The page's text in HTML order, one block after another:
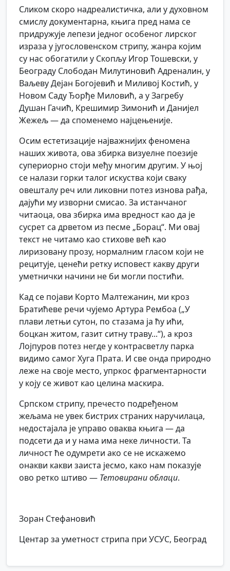
Сликом скоро надреалистичка, али у духовном
смислу документарна, књига пред нама се
придружује лепези једног особеног лирског
израза у југословенском стрипу, жанра којим
су нас обогатили у Скопљу Игор Тошевски, у
Београду Слободан Милутиновић Адреналин, у
Ваљеву Дејан Богојевић и Миливој Костић, у
Новом Саду Ђорђе Миловић, а у Загребу
Душан Гачић, Крешимир Зимонић и Данијел
Жежељ — да споменемо најцењеније.
Осим естетизације најважнијих феномена
наших живота, ова збирка визуелне поезије
супериорно стоји међу многим другим. У њој
се налази горки талог искуства који сваку
овешталу реч или ликовни потез изнова рађа,
дајући му изворни смисао. За истанчаног
читаоца, ова збирка има вредност као да је
сусрет са дрветом из песме „Борац“. Ми овај
текст не читамо као стихове већ као
лиризовану прозу, нормалним гласом који не
рецитује, ценећи ретку исповест какву други
уметнички начини не би могли постићи.
Кад се појави Корто Малтежанин, ми кроз
Братићеве речи чујемо Артура Рембоа („У
плави летњи сутон, по стазама ја ћу ићи,
боцкан житом, газит ситну траву...“), а кроз
Лојпуров потез негде у контрасветлу парка
видимо самог Хуга Прата. И све онда природно
леже на своје место, упркос фрагментарности
у коју се живот као целина маскира.
Српском стрипу, пречесто подређеном
жељама не увек бистрих страних наручилаца,
недостајала је управо оваква књига — да
подсети да и у нама има неке личности. Та
личност ће одумрети ако се не искажемо
онакви какви заиста јесмо, како нам показује
ово ретко штиво — Тетовирани облаци.
Зоран Стефановић
Центар за уметност стрипа при УСУС, Београд